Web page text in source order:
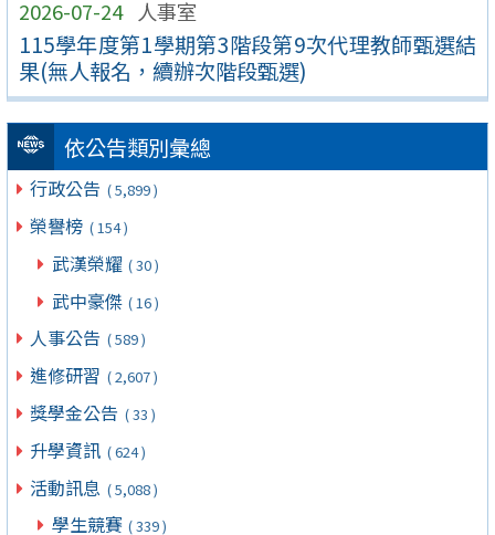
2026-07-24 人事室
115學年度第1學期第3階段第9次代理教師甄選結
果(無人報名，續辦次階段甄選)
依公告類別彙總
行政公告 ( 5,899 )
榮譽榜 ( 154 )
武漢榮耀 ( 30 )
武中豪傑 ( 16 )
人事公告 ( 589 )
進修研習 ( 2,607 )
獎學金公告 ( 33 )
升學資訊 ( 624 )
活動訊息 ( 5,088 )
學生競賽 ( 339 )